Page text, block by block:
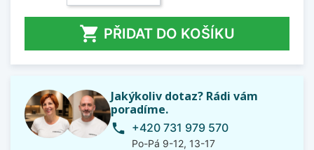
 PŘIDAT DO KOŠÍKU
Jakýkoliv dotaz? Rádi vám
poradíme.
phone +420 731 979 570
Po-Pá 9-12, 13-17